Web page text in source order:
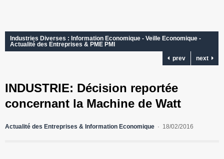
Industries Diverses : Information Economique - Veille Economique -
Actualité des Entreprises & PME PMI
prev
next
INDUSTRIE: Décision reportée
concernant la Machine de Watt
Actualité des Entreprises & Information Economique 18/02/2016